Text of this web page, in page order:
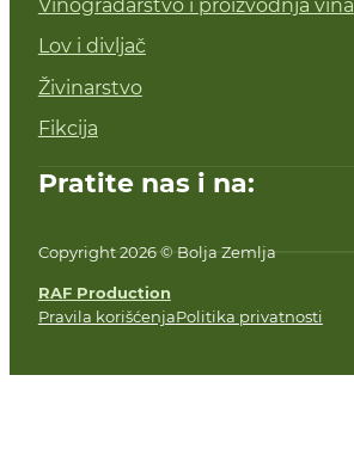
Vinogradarstvo i proizvodnja vina
Lov i divljač
Živinarstvo
Fikcija
Pratite nas i na:
Copyright 2026 © Bolja Zemlja
RAF Production
Pravila korišćenjaPolitika privatnosti